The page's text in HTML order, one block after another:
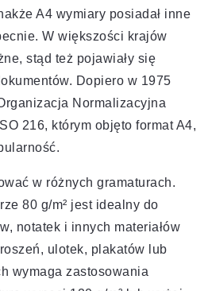
A4 wymiary posiadał inne
W większości krajów
stąd też pojawiały się
Dopiero w 1975
Normalizacyjna
216, którym objęto format A4,
w różnych gramaturach.
80 g/m² jest idealny do
notatek i innych materiałów
ulotek, plakatów lub
wymaga zastosowania